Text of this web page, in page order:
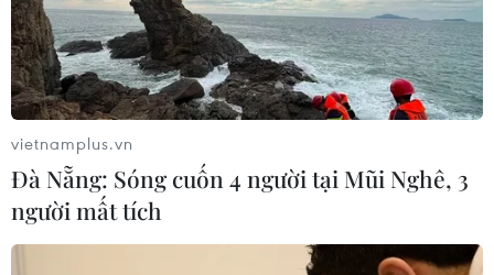
Dikwa khoảng 18km.
vietnamplus.vn
Đà Nẵng: Sóng cuốn 4 người tại Mũi Nghê, 3
người mất tích